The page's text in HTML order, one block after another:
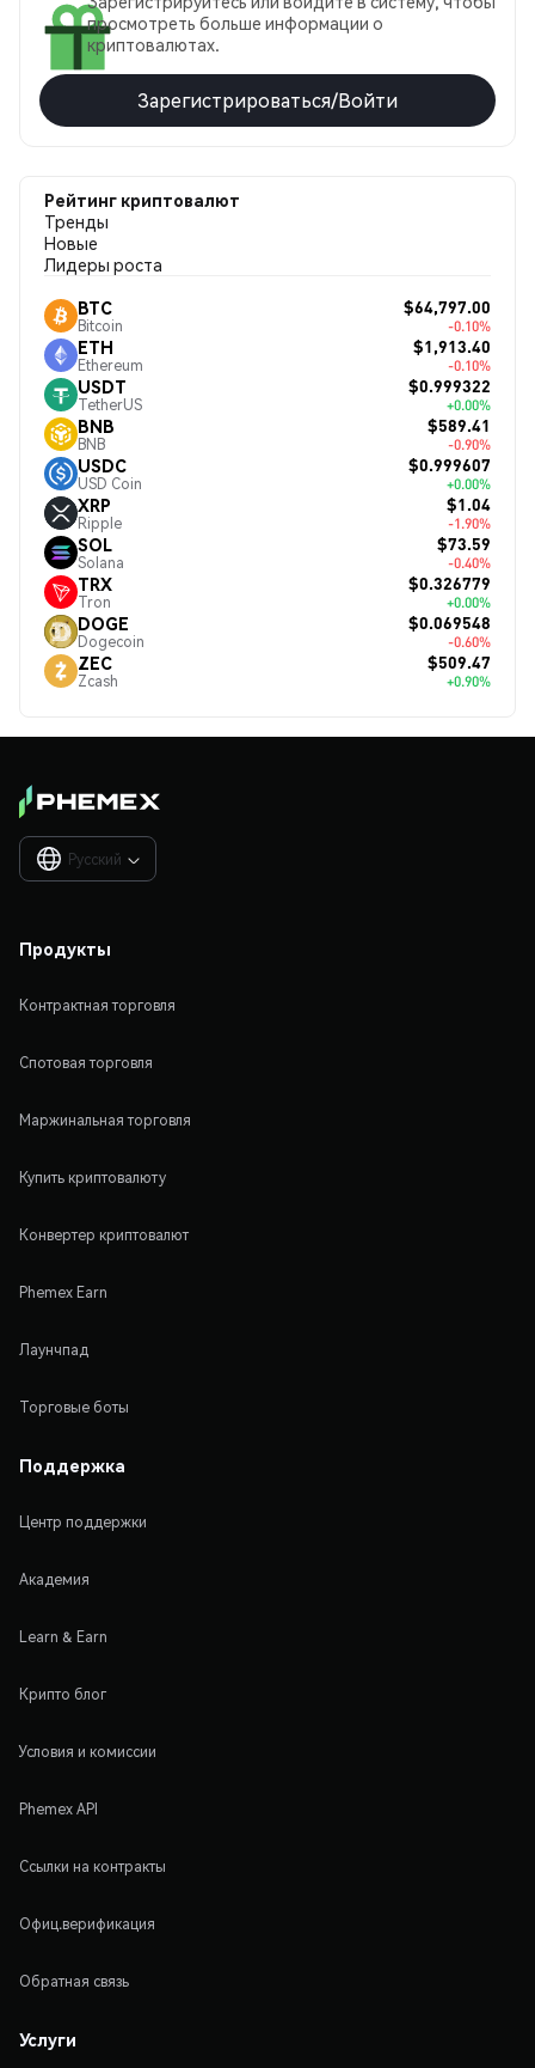
просмотреть больше информации о
криптовалютах.
Зарегистрироваться/Войти
Рейтинг криптовалют
Тренды
Новые
Лидеры роста
BTC
Bitcoin
$64,797.00
-0.10%
ETH
Ethereum
$1,913.40
-0.10%
USDT
TetherUS
$0.999322
+0.00%
BNB
BNB
$589.41
-0.90%
USDC
USD Coin
$0.999607
+0.00%
XRP
Ripple
$1.04
-1.90%
SOL
Solana
$73.59
-0.40%
TRX
Tron
$0.326779
+0.00%
DOGE
Dogecoin
$0.069548
-0.60%
ZEC
Zcash
$509.47
+0.90%
Русский 
Продукты
Контрактная торговля
Спотовая торговля
Маржинальная торговля
Купить криптовалюту
Конвертер криптовалют
Phemex Earn
Лаунчпад
Торговые боты
Поддержка
Центр поддержки
Академия
Learn & Earn
Крипто блог
Условия и комиссии
Phemex API
Ссылки на контракты
Офиц.верификация
Обратная связь
Услуги